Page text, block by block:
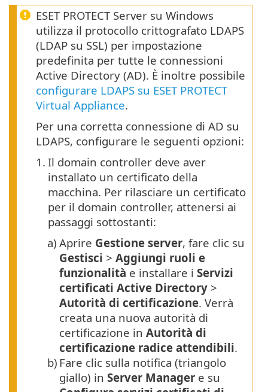
ESET PROTECT Server su Windows
utilizza il protocollo crittografato LDAPS
(LDAP su SSL) per impostazione
predefinita per tutte le connessioni
Active Directory (AD). È inoltre possibile
configurare LDAPS su ESET PROTECT
Virtual Appliance.
Per una corretta connessione di AD su
LDAPS, configurare le seguenti opzioni:
1. Il domain controller deve aver
installato un certificato della
macchina. Per rilasciare un certificato
per il domain controller, attenersi ai
passaggi sottostanti:
a) Aprire Gestione server, fare clic su
Gestisci > Aggiungi ruoli e
funzionalità e installare i Servizi
certificati Active Directory >
Autorità di certificazione. Verrà
creata una nuova autorità di
certificazione in Autorità di
certificazione radice attendibili.
b) Fare clic sulla notifica (triangolo
giallo) in Server Manager e su